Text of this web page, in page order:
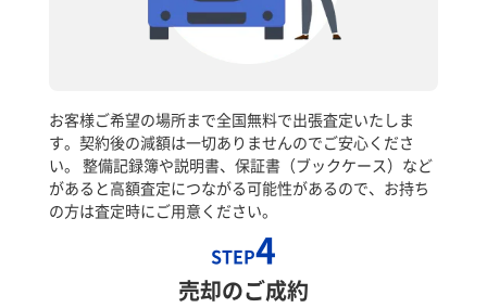
お客様ご希望の場所まで全国無料で出張査定いたしま
す。契約後の減額は一切ありませんのでご安心くださ
い。 整備記録簿や説明書、保証書（ブックケース）など
があると高額査定につながる可能性があるので、お持ち
の方は査定時にご用意ください。
STEP4
売却のご成約